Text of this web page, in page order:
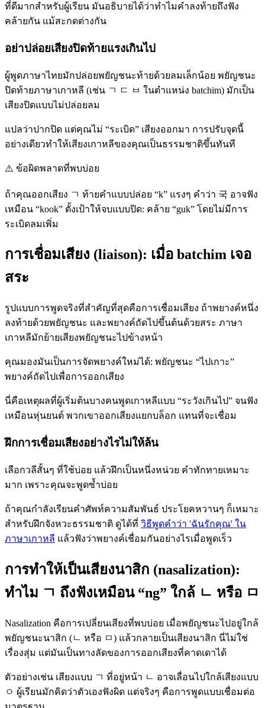
ที่ดีมากสำหรับผู้เรียน มันอธิบายได้ว่าทำไมคำลงท้ายถึงฟัง
คล้ายกัน แม้สะกดต่างกัน
อย่าปล่อยเสียงปิดท้ายแรงเกินไป
ผู้พูดภาษาไทยมักปล่อยพยัญชนะท้ายด้วยลมเล็กน้อย พยัญชนะ
ปิดท้ายภาษาเกาหลี (เช่น ㄱ ㄷ ㅂ ในตำแหน่ง batchim) มักเป็น
เสียงปิดแบบไม่ปล่อยลม
แปลว่าปากปิด แต่คุณไม่ “ระเบิด” เสียงออกมา การปรับจุดนี้
อย่างเดียวทำให้เสียงเกาหลีของคุณเป็นธรรมชาติขึ้นทันที
⚠️ ข้อผิดพลาดที่พบบ่อย
ถ้าคุณออกเสียง ㄱ ท้ายคำแบบปล่อย “k” แรงๆ คำว่า 국 อาจฟัง
เหมือน “kook” ตั้งเป้าให้จบแบบปิด: คล้าย “guk” โดยไม่มีการ
ระเบิดลมเพิ่ม
การเชื่อมเสียง (liaison): เมื่อ batchim เจอ
สระ
รูปแบบการพูดจริงที่สำคัญที่สุดคือการเชื่อมเสียง ถ้าพยางค์หนึ่ง
ลงท้ายด้วยพยัญชนะ และพยางค์ถัดไปขึ้นต้นด้วยสระ ภาษา
เกาหลีมักย้ายเสียงพยัญชนะไปข้างหน้า
คุณมองมันเป็นการจัดพยางค์ใหม่ได้: พยัญชนะ “ไปเกาะ”
พยางค์ถัดไปเพื่อการออกเสียง
นี่คือเหตุผลที่ผู้เริ่มต้นบางคนพูดเกาหลีแบบ “ระวังเกินไป” จนฟัง
เหมือนหุ่นยนต์ พวกเขาออกเสียงแยกบล็อก แทนที่จะเชื่อม
ฝึกการเชื่อมเสียงอย่างไรไม่ให้ล้น
เลือกวลีสั้นๆ ที่ใช้บ่อย แล้วฝึกเป็นหนึ่งหน่วย คำทักทายเหมาะ
มาก เพราะคุณจะพูดซ้ำบ่อย
ถ้าคุณกำลังเรียนคำศัพท์ความสัมพันธ์ ประโยคหวานๆ ก็เหมาะ
สำหรับฝึกจังหวะธรรมชาติ ดูได้ที่ วิธีพูดคำว่า 'ฉันรักคุณ' ใน
ภาษาเกาหลี แล้วฟังว่าพยางค์เชื่อมกันอย่างไรเมื่อพูดเร็ว
การทำให้เป็นเสียงนาสิก (nasalization):
ทำไม ㄱ ถึงฟังเหมือน “ng” ใกล้ ㄴ หรือ ㅁ
Nasalization คือการเปลี่ยนเสียงที่พบบ่อย เมื่อพยัญชนะไปอยู่ใกล้
พยัญชนะนาสิก (ㄴ หรือ ㅁ) แล้วกลายเป็นเสียงนาสิก นี่ไม่ใช่
เรื่องสุ่ม แต่มันเป็นทางลัดของการออกเสียงที่คาดเดาได้
ตัวอย่างเช่น เสียงแบบ ㄱ ที่อยู่หน้า ㄴ อาจเลื่อนไปใกล้เสียงแบบ
ㅇ ผู้เรียนมักคิดว่าตัวเองฟังผิด แต่จริงๆ คือการพูดแบบเชื่อมต่อ